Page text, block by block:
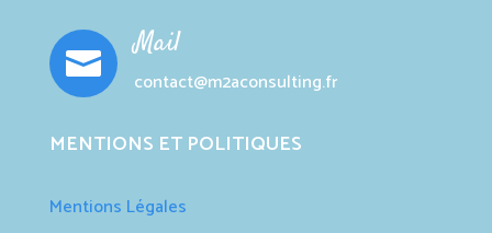

Mail
contact@m2aconsulting.fr
MENTIONS ET POLITIQUES
Mentions Légales